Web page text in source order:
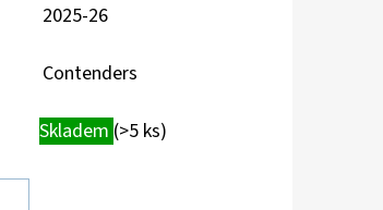
2025-26
Contenders
Skladem (>5 ks)